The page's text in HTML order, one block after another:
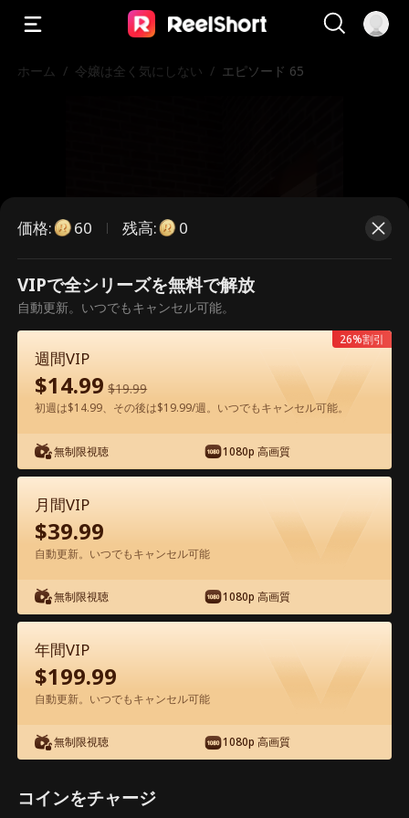
ホーム / 令嬢は全く気にしない / エピソード 65
こちらは有料のエピソードです。視
聴いただくには解放が必要です。
60今すぐ解放
アプリ内で無料視聴可能
エピソード65 - 令嬢は全く気にしない
映画フル
65 66 67 68 69
価格: 60 残高: 0
VIPで全シリーズを無料で解放
自動更新。いつでもキャンセル可能。
週間VIP
$14.99 $19.99
初週は$14.99、その後は$19.99/週。いつでもキャンセル可能。
無制限視聴 1080p 高画質
26%割引
月間VIP
$39.99
自動更新。いつでもキャンセル可能
無制限視聴 1080p 高画質
年間VIP
$199.99
自動更新。いつでもキャンセル可能
無制限視聴 1080p 高画質
コインをチャージ